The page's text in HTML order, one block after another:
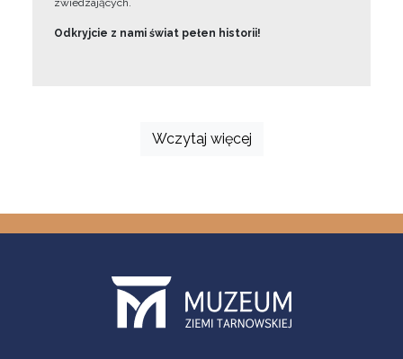
zwiedzających.
Odkryjcie z nami świat pełen historii!
Wczytaj więcej